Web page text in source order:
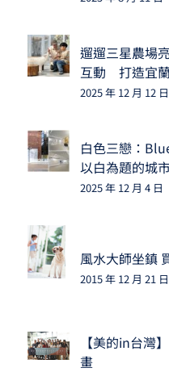
遛遛三星農場
互動 打造宜
2025 年 12 月 12 日
白色三戀：
以白為題的城
2025 年 12 月 4 日
風水大師坐鎮
2015 年 12 月 21 日
【美的in台灣
畫